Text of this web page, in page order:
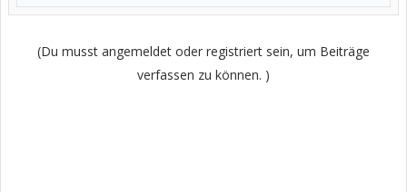
(Du musst angemeldet oder registriert sein, um Beiträge
verfassen zu können. )